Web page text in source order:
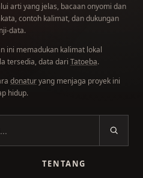
arti yang jelas, bacaan onyomi dan
contoh kalimat, dan dukungan
data.
ini memadukan kalimat lokal
tersedia, data dari Tatoeba.
donaturyang menjaga proyek ini
hidup.
TENTANG